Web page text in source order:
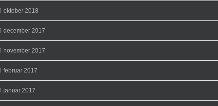
oktober 2018
december 2017
november 2017
februar 2017
januar 2017